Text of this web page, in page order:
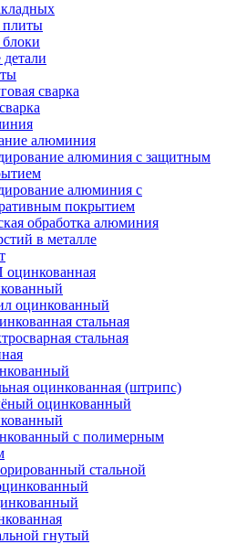
сварка
алюминия
алюминия с защитным
алюминия с
покрытием
обработка алюминия
в металле
оцинкованный
стальная
стальная
оцинкованная (штрипс)
оцинкованный
с полимерным
стальной
гнутый